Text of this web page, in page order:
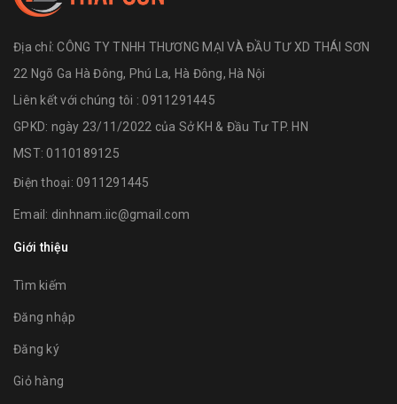
Địa chỉ:CÔNG TY TNHH THƯƠNG MẠI VÀ ĐẦU TƯ XD THÁI SƠN
22 Ngõ Ga Hà Đông, Phú La, Hà Đông, Hà Nội
Liên kết với chúng tôi : 0911291445
GPKD: ngày 23/11/2022 của Sở KH & Đầu Tư TP. HN
MST: 0110189125
Điện thoại: 0911291445
Email: dinhnam.iic@gmail.com
Giới thiệu
Tìm kiếm
Đăng nhập
Đăng ký
Giỏ hàng